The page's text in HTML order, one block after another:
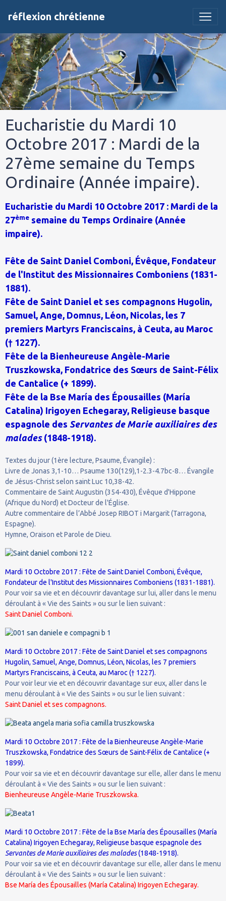
réflexion chrétienne
Eucharistie du Mardi 10
Octobre 2017 : Mardi de la
27ème semaine du Temps
Ordinaire (Année impaire).
Eucharistie du Mardi 10 Octobre 2017 : Mardi de la
27ème semaine du Temps Ordinaire (Année
impaire).
Fête de Saint Daniel Comboni, Évêque, Fondateur
de l'Institut des Missionnaires Comboniens (1831-
1881).
Fête de Saint Daniel et ses compagnons Hugolin,
Samuel, Ange, Domnus, Léon, Nicolas, les 7
premiers Martyrs Franciscains, à Ceuta, au Maroc
(† 1227).
Fête de la Bienheureuse Angèle-Marie
Truszkowska, Fondatrice des Sœurs de Saint-Félix
de Cantalice (+ 1899).
Fête de la Bse María des Épousailles (María
Catalina) Irigoyen Echegaray, Religieuse basque
espagnole des Servantes de Marie auxiliaires des
malades (1848-1918).
Textes du jour (1ère lecture, Psaume, Évangile) :
Livre de Jonas 3,1-10… Psaume 130(129),1-2.3-4.7bc-8… Évangile
de Jésus-Christ selon saint Luc 10,38-42.
Commentaire de Saint Augustin (354-430), Évêque d'Hippone
(Afrique du Nord) et Docteur de l'Église.
Autre commentaire de l’Abbé Josep RIBOT i Margarit (Tarragona,
Espagne).
Hymne, Oraison et Parole de Dieu.
Mardi 10 Octobre 2017 : Fête de Saint Daniel Comboni, Évêque,
Fondateur de l'Institut des Missionnaires Comboniens (1831-1881).
Pour voir sa vie et en découvrir davantage sur lui, aller dans le menu
déroulant à « Vie des Saints » ou sur le lien suivant :
Saint Daniel Comboni.
Mardi 10 Octobre 2017 : Fête de Saint Daniel et ses compagnons
Hugolin, Samuel, Ange, Domnus, Léon, Nicolas, les 7 premiers
Martyrs Franciscains, à Ceuta, au Maroc († 1227).
Pour voir leur vie et en découvrir davantage sur eux, aller dans le
menu déroulant à « Vie des Saints » ou sur le lien suivant :
Saint Daniel et ses compagnons.
Mardi 10 Octobre 2017 : Fête de la Bienheureuse Angèle-Marie
Truszkowska, Fondatrice des Sœurs de Saint-Félix de Cantalice (+
1899).
Pour voir sa vie et en découvrir davantage sur elle, aller dans le menu
déroulant à « Vie des Saints » ou sur le lien suivant :
Bienheureuse Angèle-Marie Truszkowska.
Mardi 10 Octobre 2017 : Fête de la Bse María des Épousailles (María
Catalina) Irigoyen Echegaray, Religieuse basque espagnole des
Servantes de Marie auxiliaires des malades(1848-1918).
Pour voir sa vie et en découvrir davantage sur elle, aller dans le menu
déroulant à « Vie des Saints » ou sur le lien suivant :
Bse María des Épousailles (María Catalina) Irigoyen Echegaray.